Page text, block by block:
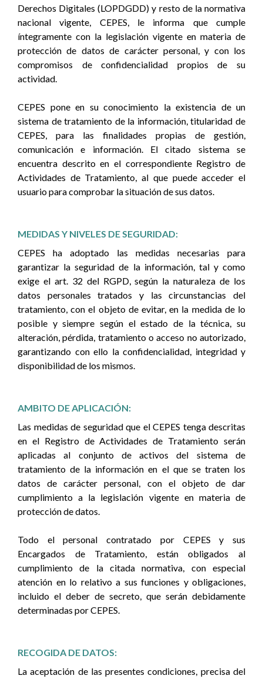
Derechos Digitales (LOPDGDD) y resto de la normativa
nacional vigente, CEPES, le informa que cumple
íntegramente con la legislación vigente en materia de
protección de datos de carácter personal, y con los
compromisos de confidencialidad propios de su
actividad.
CEPES pone en su conocimiento la existencia de un
sistema de tratamiento de la información, titularidad de
CEPES, para las finalidades propias de gestión,
comunicación e información. El citado sistema se
encuentra descrito en el correspondiente Registro de
Actividades de Tratamiento, al que puede acceder el
usuario para comprobar la situación de sus datos.
MEDIDAS Y NIVELES DE SEGURIDAD:
CEPES ha adoptado las medidas necesarias para
garantizar la seguridad de la información, tal y como
exige el art. 32 del RGPD, según la naturaleza de los
datos personales tratados y las circunstancias del
tratamiento, con el objeto de evitar, en la medida de lo
posible y siempre según el estado de la técnica, su
alteración, pérdida, tratamiento o acceso no autorizado,
garantizando con ello la confidencialidad, integridad y
disponibilidad de los mismos.
AMBITO DE APLICACIÓN:
Las medidas de seguridad que el CEPES tenga descritas
en el Registro de Actividades de Tratamiento serán
aplicadas al conjunto de activos del sistema de
tratamiento de la información en el que se traten los
datos de carácter personal, con el objeto de dar
cumplimiento a la legislación vigente en materia de
protección de datos.
Todo el personal contratado por CEPES y sus
Encargados de Tratamiento, están obligados al
cumplimiento de la citada normativa, con especial
atención en lo relativo a sus funciones y obligaciones,
incluido el deber de secreto, que serán debidamente
determinadas por CEPES.
RECOGIDA DE DATOS:
La aceptación de las presentes condiciones, precisa del